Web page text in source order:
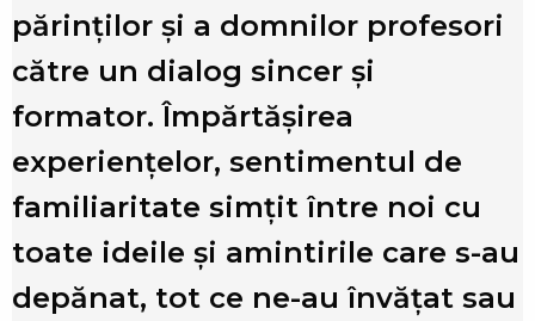
părinților şi a domnilor profesori
către un dialog sincer şi
formator. Împărtășirea
experiențelor, sentimentul de
familiaritate simțit între noi cu
toate ideile şi amintirile care s-au
depănat, tot ce ne-au învățat sau